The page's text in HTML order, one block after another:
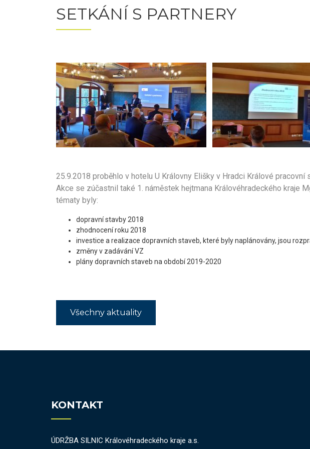
SETKÁNÍ S PARTNERY
25.9.2018 proběhlo v hotelu U Královny Elišky v Hradci Králové
Akce se zúčastnil také 1. náměstek hejtmana Královéhradeckého kraje
tématy byly:
dopravní stavby 2018
zhodnocení roku 2018
investice a realizace dopravních staveb, které byly naplánovány, jsou
změny v zadávání VZ
plány dopravních staveb na období 2019-2020
Všechny aktuality
KONTAKT
ÚDRŽBA SILNIC Královéhradeckého kraje a.s.